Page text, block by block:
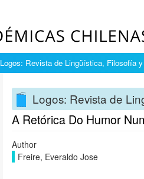
Logos: Revista de Lingüística, Filosofía
Logos: Revista de
A Retórica Do Humor
Author
Freire, Everaldo Jose